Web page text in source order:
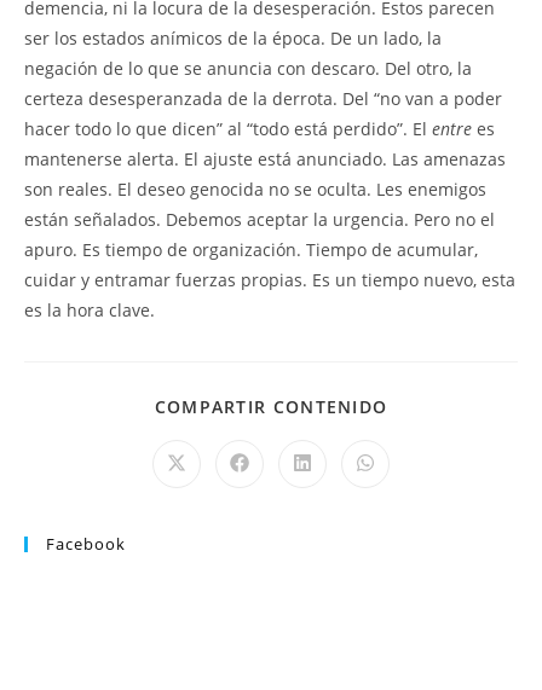
demencia, ni la locura de la desesperación. Estos parecen
ser los estados anímicos de la época. De un lado, la
negación de lo que se anuncia con descaro. Del otro, la
certeza desesperanzada de la derrota. Del “no van a poder
hacer todo lo que dicen” al “todo está perdido”. El entre es
mantenerse alerta. El ajuste está anunciado. Las amenazas
son reales. El deseo genocida no se oculta. Les enemigos
están señalados. Debemos aceptar la urgencia. Pero no el
apuro. Es tiempo de organización. Tiempo de acumular,
cuidar y entramar fuerzas propias. Es un tiempo nuevo, esta
es la hora clave.
COMPARTIR CONTENIDO
Facebook